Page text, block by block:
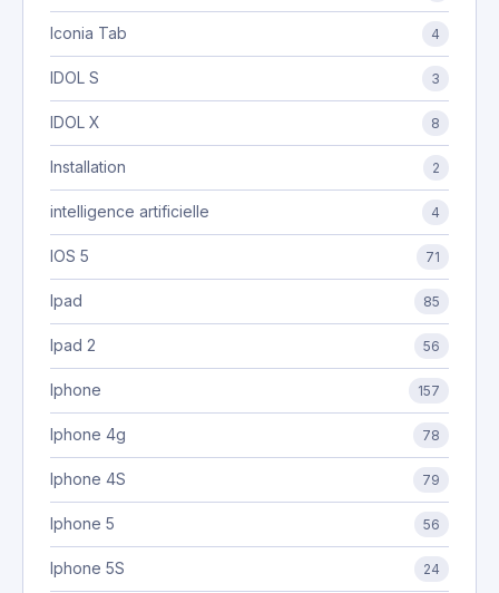
Iconia Tab 4
IDOL S 3
IDOL X 8
Installation 2
intelligence artificielle 4
IOS 5 71
Ipad 85
Ipad 2 56
Iphone 157
Iphone 4g 78
Iphone 4S 79
Iphone 5 56
Iphone 5S 24